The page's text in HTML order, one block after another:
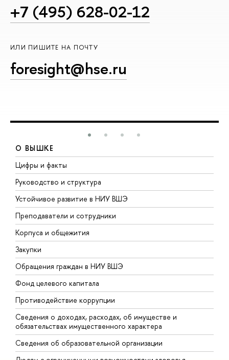
+7 (495) 628-02-12
ИЛИ ПИШИТЕ НА ПОЧТУ
foresight@hse.ru
О ВЫШКЕ
Цифры и факты
Руководство и структура
Устойчивое развитие в НИУ ВШЭ
Преподаватели и сотрудники
Корпуса и общежития
Закупки
Обращения граждан в НИУ ВШЭ
Фонд целевого капитала
Противодействие коррупции
Сведения о доходах, расходах, об имуществе и
обязательствах имущественного характера
Сведения об образовательной организации